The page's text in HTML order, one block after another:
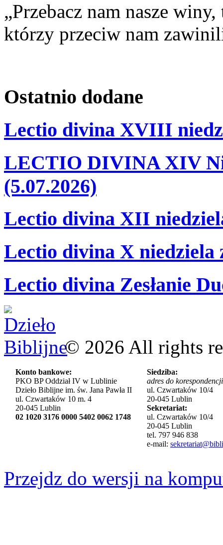
„Przebacz nam nasze
którzy przeciw nam
Ostatnio dodane
Lectio divina XVIII
LECTIO DIVINA XIV
(5.07.2026)
Lectio divina XII
Lectio divina X niedziela
Lectio divina Zesłanie
© 2026 All rights
Konto bankowe:
PKO BP Oddział IV w Lublinie
Dzieło Biblijne im. św. Jana Pawła II
ul. Czwartaków 10 m. 4
20-045 Lublin
02 1020 3176 0000 5402 0062 1748
Siedziba:
adres do
ul. Czwartaków 10/4
20-045 Lublin
Sekretariat:
ul. Czwartaków 10/4
20-045 Lublin
tel. 797 946 838
e-mail:
Przejdz do wersji na